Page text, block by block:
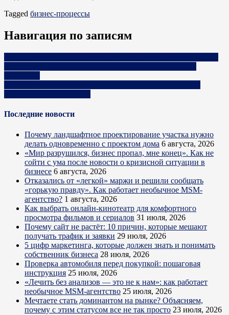
Tagged бизнес-процессы
Навигация по записям
Последние новости
Почему ландшафтное проектирование участка нужно
делать одновременно с проектом дома 6 августа, 2026
«Мир разрушился, бизнес пропал, мне конец». Как не
сойти с ума после новости о кризисной ситуации в
бизнесе 6 августа, 2026
Отказались от «легкой» маржи и решили сообщать
«горькую правду». Как работает необычное MSM-
агентство? 1 августа, 2026
Как выбрать онлайн-кинотеатр для комфортного
просмотра фильмов и сериалов 31 июля, 2026
Почему сайт не растёт: 10 причин, которые мешают
получать трафик и заявки 29 июля, 2026
5 цифр маркетинга, которые должен знать и понимать
собственник бизнеса 28 июля, 2026
Проверка автомобиля перед покупкой: пошаговая
инструкция 25 июля, 2026
«Лечить без анализов — это не к нам»: как работает
необычное MSM-агентство 25 июля, 2026
Мечтаете стать доминантом на рынке? Объясняем,
почему с этим статусом все не так просто 23 июля, 2026